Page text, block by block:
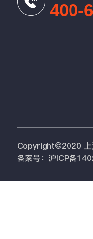
400-
Copyright©2020 上
备案号：沪ICP备